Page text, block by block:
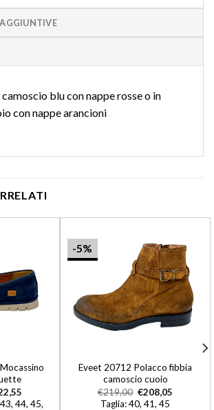
blu con nappe rosse o in
con nappe arancioni
44, 45,
-5%
Eveet 20712 Polacco fibbia
camoscio cuoio
€219,00 €208,05
Taglia: 40, 41, 45